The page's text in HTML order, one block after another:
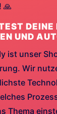
🙏
DEINE
UND
ist unser
Wir
Thema